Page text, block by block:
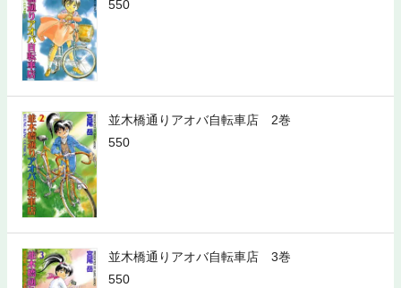
550
並木橋通りアオバ自転車店 2巻
550
並木橋通りアオバ自転車店 3巻
550